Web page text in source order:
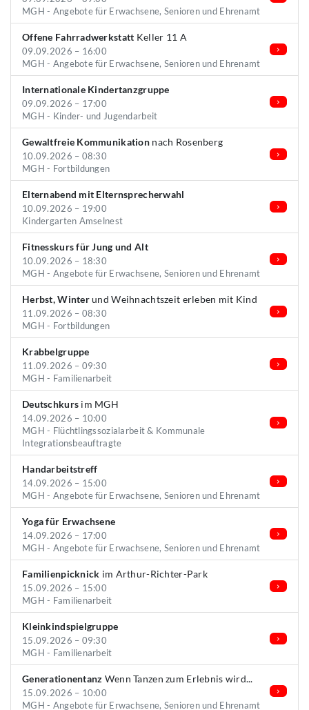
MGH - Angebote für Erwachsene, Senioren und Ehrenamt
Offene Fahrradwerkstatt Keller 11 A
09.09.2026 – 16:00
MGH - Angebote für Erwachsene, Senioren und Ehrenamt
Internationale Kindertanzgruppe
09.09.2026 – 17:00
MGH - Kinder- und Jugendarbeit
Gewaltfreie Kommunikation nach Rosenberg
10.09.2026 – 08:30
MGH - Fortbildungen
Elternabend mit Elternsprecherwahl
10.09.2026 – 19:00
Kindergarten Amselnest
Fitnesskurs für Jung und Alt
10.09.2026 – 18:30
MGH - Angebote für Erwachsene, Senioren und Ehrenamt
Herbst, Winterund Weihnachtszeit erleben mit Kind
11.09.2026 – 08:30
MGH - Fortbildungen
Krabbelgruppe
11.09.2026 – 09:30
MGH - Familienarbeit
Deutschkurs im MGH
14.09.2026 – 10:00
MGH - Flüchtlingssozialarbeit & Kommunale
Integrationsbeauftragte
Handarbeitstreff
14.09.2026 – 15:00
MGH - Angebote für Erwachsene, Senioren und Ehrenamt
Yoga für Erwachsene
14.09.2026 – 17:00
MGH - Angebote für Erwachsene, Senioren und Ehrenamt
Familienpicknick im Arthur-Richter-Park
15.09.2026 – 15:00
MGH - Familienarbeit
Kleinkindspielgruppe
15.09.2026 – 09:30
MGH - Familienarbeit
Generationentanz Wenn Tanzen zum Erlebnis wird...
15.09.2026 – 10:00
MGH - Angebote für Erwachsene, Senioren und Ehrenamt